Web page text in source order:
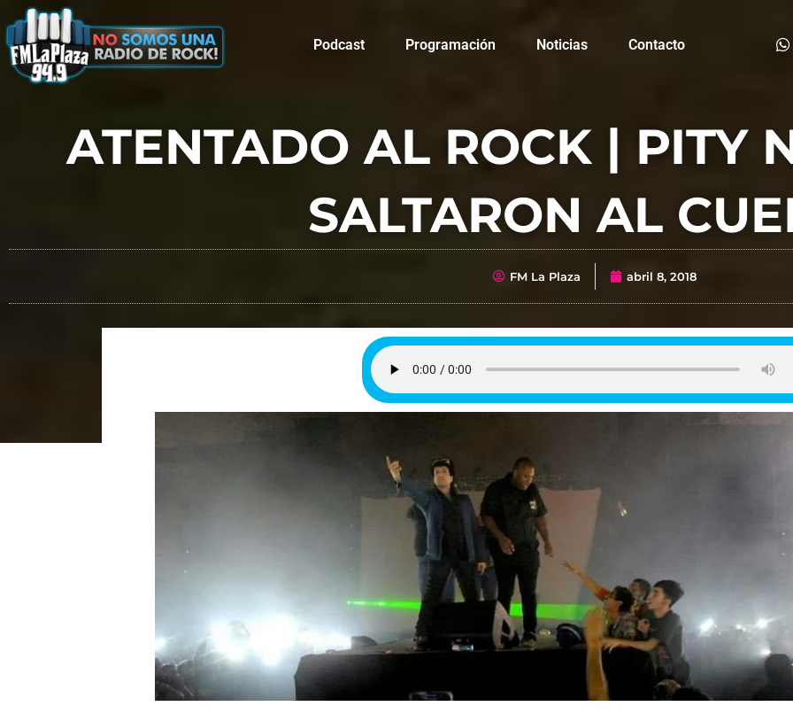
Podcast Programación Noticias Contacto
ATENTADO AL ROCK | PITY
SALTARON AL
FM La Plaza abril 8, 2018